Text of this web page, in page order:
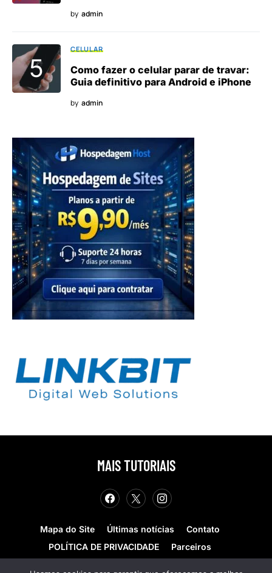
by admin
CELULAR
Como fazer o celular parar de travar:
Guia definitivo para Android e iPhone
by admin
MAIS TUTORIAIS
Mapa do Site Últimas notícias
Contato
POLÍTICA DE PRIVACIDADE
Parceiros